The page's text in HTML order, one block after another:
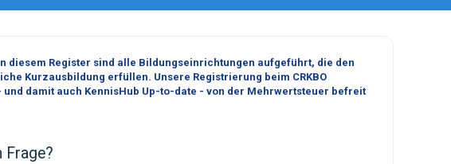
diesem Register sind alle Bildungseinrichtungen aufgeführt, die den
Kurzausbildung erfüllen. Unsere Registrierung beim CRKBO
damit auch KennisHub Up-to-date - von der Mehrwertsteuer befreit
Frage?